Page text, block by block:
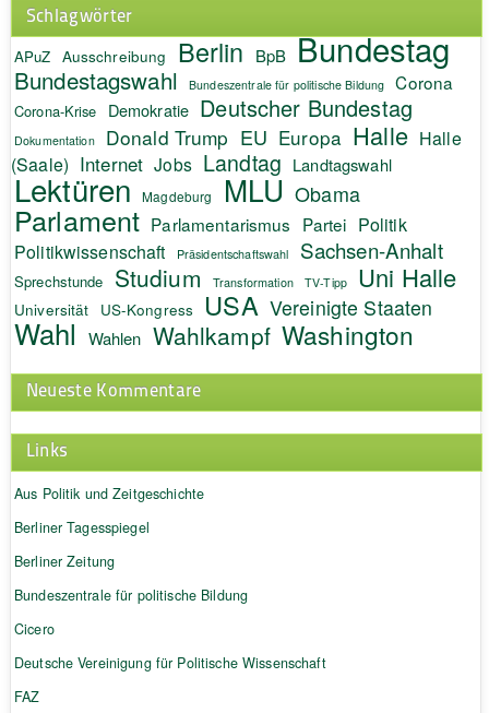
Schlagwörter
APuZ Ausschreibung Berlin BpB Bundestag
Bundestagswahl Bundeszentrale für politische Bildung Corona
Corona-Krise Demokratie Deutscher Bundestag
Dokumentation Donald Trump EU Europa Halle Halle
(Saale) Internet Jobs Landtag Landtagswahl
Lektüren Magdeburg MLU Obama
Parlament Parlamentarismus Partei Politik
Politikwissenschaft Präsidentschaftswahl Sachsen-Anhalt
Sprechstunde Studium Transformation TV-Tipp Uni Halle
Universität US-Kongress USA Vereinigte Staaten
Wahl Wahlen Wahlkampf Washington
Neueste Kommentare
Links
Aus Politik und Zeitgeschichte
Berliner Tagesspiegel
Berliner Zeitung
Bundeszentrale für politische Bildung
Cicero
Deutsche Vereinigung für Politische Wissenschaft
FAZ